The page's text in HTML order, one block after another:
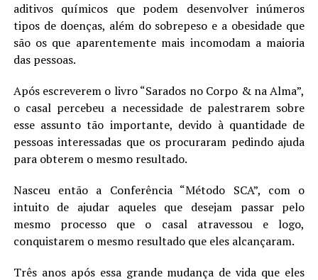
aditivos químicos que podem desenvolver inúmeros
tipos de doenças, além do sobrepeso e a obesidade que
são os que aparentemente mais incomodam a maioria
das pessoas.
Após escreverem o livro “Sarados no Corpo & na Alma”,
o casal percebeu a necessidade de palestrarem sobre
esse assunto tão importante, devido à quantidade de
pessoas interessadas que os procuraram pedindo ajuda
para obterem o mesmo resultado.
Nasceu então a Conferência “Método SCA”, com o
intuito de ajudar aqueles que desejam passar pelo
mesmo processo que o casal atravessou e logo,
conquistarem o mesmo resultado que eles alcançaram.
Três anos após essa grande mudança de vida que eles